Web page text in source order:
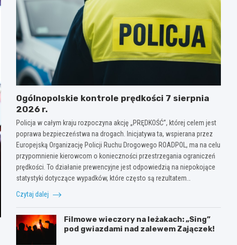
Ogólnopolskie kontrole prędkości 7 sierpnia
2026 r.
Policja w całym kraju rozpoczyna akcję „PRĘDKOŚĆ”, której celem jest
poprawa bezpieczeństwa na drogach. Inicjatywa ta, wspierana przez
Europejską Organizację Policji Ruchu Drogowego ROADPOL, ma na celu
przypomnienie kierowcom o konieczności przestrzegania ograniczeń
prędkości. To działanie prewencyjne jest odpowiedzią na niepokojące
statystyki dotyczące wypadków, które często są rezultatem…
Czytaj dalej
Filmowe wieczory na leżakach: „Sing”
pod gwiazdami nad zalewem Zajączek!